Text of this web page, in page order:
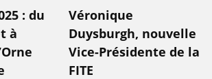
: du
à
Véronique
Duysburgh, nouvelle
Vice-Présidente de la
FITE